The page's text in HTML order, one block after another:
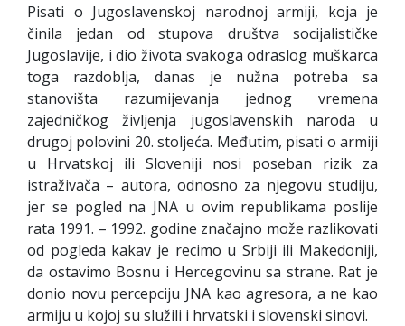
Pisati o Jugoslavenskoj narodnoj armiji, koja je
činila jedan od stupova društva socijalističke
Jugoslavije, i dio života svakoga odraslog muškarca
toga razdoblja, danas je nužna potreba sa
stanovišta razumijevanja jednog vremena
zajedničkog življenja jugoslavenskih naroda u
drugoj polovini 20. stoljeća. Međutim, pisati o armiji
u Hrvatskoj ili Sloveniji nosi poseban rizik za
istraživača – autora, odnosno za njegovu studiju,
jer se pogled na JNA u ovim republikama poslije
rata 1991. – 1992. godine značajno može razlikovati
od pogleda kakav je recimo u Srbiji ili Makedoniji,
da ostavimo Bosnu i Hercegovinu sa strane. Rat je
donio novu percepciju JNA kao agresora, a ne kao
armiju u kojoj su služili i hrvatski i slovenski sinovi.